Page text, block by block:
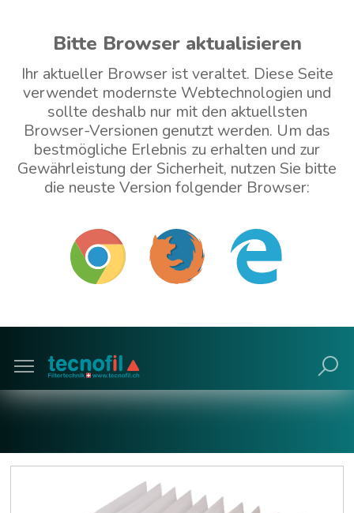
Bitte Browser aktualisieren
Ihr aktueller Browser ist veraltet. Diese Seite
verwendet modernste Webtechnologien und
sollte deshalb nur mit den aktuellsten
Browser-Versionen genutzt werden. Um das
bestmögliche Erlebnis zu erhalten und zur
Gewährleistung der Sicherheit, nutzen Sie bitte
die neuste Version folgender Browser:
Mit veraltetem Browser weitermachen (nicht